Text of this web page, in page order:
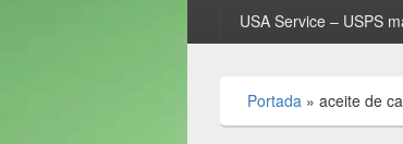
USA Service – USPS
Portada » aceite de